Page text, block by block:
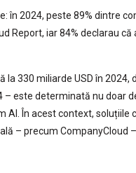
în 2024, peste 89% dintre
Report, iar 84% declarau
330 miliarde USD în 2024,
este determinată nu doar
AI. În acest context, soluțiile
– precum CompanyCloud